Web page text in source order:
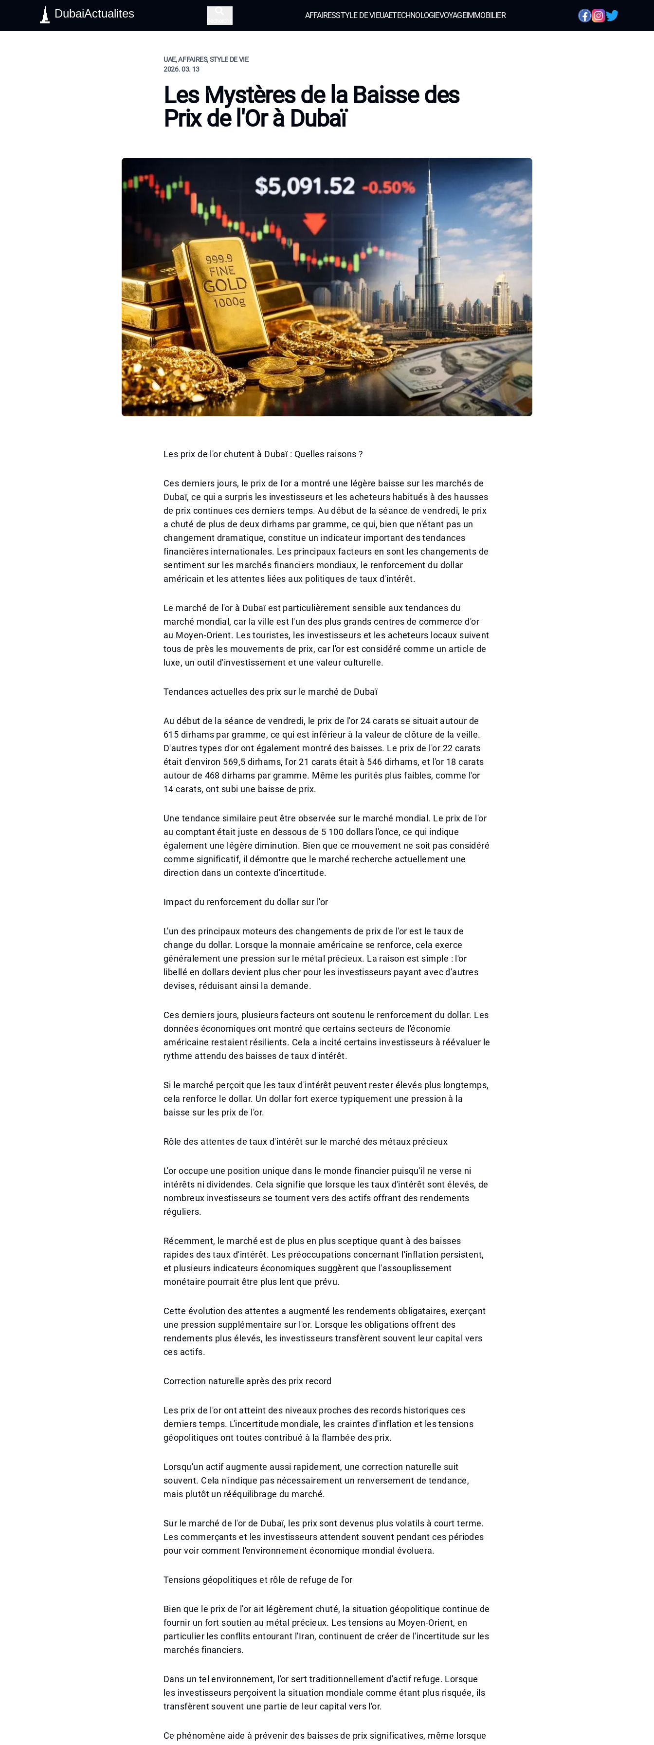
DubaiActualites AFFAIRESSTYLE DE VIEUAETECHNOLOGIEVOYAGEIMMOBILIER
UAE, AFFAIRES, STYLE DE VIE
2026. 03. 13
Les Mystères de la Baisse des
Prix de l'Or à Dubaï
Les prix de l'or chutent à Dubaï : Quelles raisons ?
Ces derniers jours, le prix de l'or a montré une légère baisse sur les marchés de
Dubaï, ce qui a surpris les investisseurs et les acheteurs habitués à des hausses
de prix continues ces derniers temps. Au début de la séance de vendredi, le prix
a chuté de plus de deux dirhams par gramme, ce qui, bien que n'étant pas un
changement dramatique, constitue un indicateur important des tendances
financières internationales. Les principaux facteurs en sont les changements de
sentiment sur les marchés financiers mondiaux, le renforcement du dollar
américain et les attentes liées aux politiques de taux d'intérêt.
Le marché de l'or à Dubaï est particulièrement sensible aux tendances du
marché mondial, car la ville est l'un des plus grands centres de commerce d'or
au Moyen-Orient. Les touristes, les investisseurs et les acheteurs locaux suivent
tous de près les mouvements de prix, car l'or est considéré comme un article de
luxe, un outil d'investissement et une valeur culturelle.
Tendances actuelles des prix sur le marché de Dubaï
Au début de la séance de vendredi, le prix de l'or 24 carats se situait autour de
615 dirhams par gramme, ce qui est inférieur à la valeur de clôture de la veille.
D'autres types d'or ont également montré des baisses. Le prix de l'or 22 carats
était d'environ 569,5 dirhams, l'or 21 carats était à 546 dirhams, et l'or 18 carats
autour de 468 dirhams par gramme. Même les purités plus faibles, comme l'or
14 carats, ont subi une baisse de prix.
Une tendance similaire peut être observée sur le marché mondial. Le prix de l'or
au comptant était juste en dessous de 5 100 dollars l'once, ce qui indique
également une légère diminution. Bien que ce mouvement ne soit pas considéré
comme significatif, il démontre que le marché recherche actuellement une
direction dans un contexte d'incertitude.
Impact du renforcement du dollar sur l'or
L'un des principaux moteurs des changements de prix de l'or est le taux de
change du dollar. Lorsque la monnaie américaine se renforce, cela exerce
généralement une pression sur le métal précieux. La raison est simple : l'or
libellé en dollars devient plus cher pour les investisseurs payant avec d'autres
devises, réduisant ainsi la demande.
Ces derniers jours, plusieurs facteurs ont soutenu le renforcement du dollar. Les
données économiques ont montré que certains secteurs de l'économie
américaine restaient résilients. Cela a incité certains investisseurs à réévaluer le
rythme attendu des baisses de taux d'intérêt.
Si le marché perçoit que les taux d'intérêt peuvent rester élevés plus longtemps,
cela renforce le dollar. Un dollar fort exerce typiquement une pression à la
baisse sur les prix de l'or.
Rôle des attentes de taux d'intérêt sur le marché des métaux précieux
L'or occupe une position unique dans le monde financier puisqu'il ne verse ni
intérêts ni dividendes. Cela signifie que lorsque les taux d'intérêt sont élevés, de
nombreux investisseurs se tournent vers des actifs offrant des rendements
réguliers.
Récemment, le marché est de plus en plus sceptique quant à des baisses
rapides des taux d'intérêt. Les préoccupations concernant l'inflation persistent,
et plusieurs indicateurs économiques suggèrent que l'assouplissement
monétaire pourrait être plus lent que prévu.
Cette évolution des attentes a augmenté les rendements obligataires, exerçant
une pression supplémentaire sur l'or. Lorsque les obligations offrent des
rendements plus élevés, les investisseurs transfèrent souvent leur capital vers
ces actifs.
Correction naturelle après des prix record
Les prix de l'or ont atteint des niveaux proches des records historiques ces
derniers temps. L'incertitude mondiale, les craintes d'inflation et les tensions
géopolitiques ont toutes contribué à la flambée des prix.
Lorsqu'un actif augmente aussi rapidement, une correction naturelle suit
souvent. Cela n'indique pas nécessairement un renversement de tendance,
mais plutôt un rééquilibrage du marché.
Sur le marché de l'or de Dubaï, les prix sont devenus plus volatils à court terme.
Les commerçants et les investisseurs attendent souvent pendant ces périodes
pour voir comment l'environnement économique mondial évoluera.
Tensions géopolitiques et rôle de refuge de l'or
Bien que le prix de l'or ait légèrement chuté, la situation géopolitique continue de
fournir un fort soutien au métal précieux. Les tensions au Moyen-Orient, en
particulier les conflits entourant l'Iran, continuent de créer de l'incertitude sur les
marchés financiers.
Dans un tel environnement, l'or sert traditionnellement d'actif refuge. Lorsque
les investisseurs perçoivent la situation mondiale comme étant plus risquée, ils
transfèrent souvent une partie de leur capital vers l'or.
Ce phénomène aide à prévenir des baisses de prix significatives, même lorsque